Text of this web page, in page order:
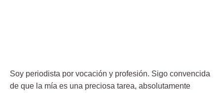
Soy periodista por vocación y profesión. Sigo convencida
de que la mía es una preciosa tarea, absolutamente